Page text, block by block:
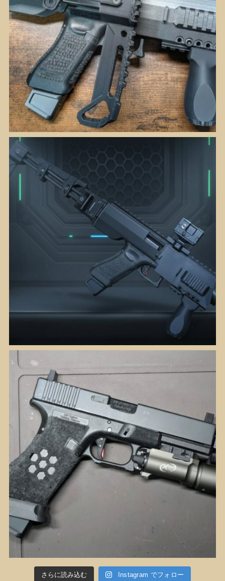
さらに読み込む Instagram でフォロー